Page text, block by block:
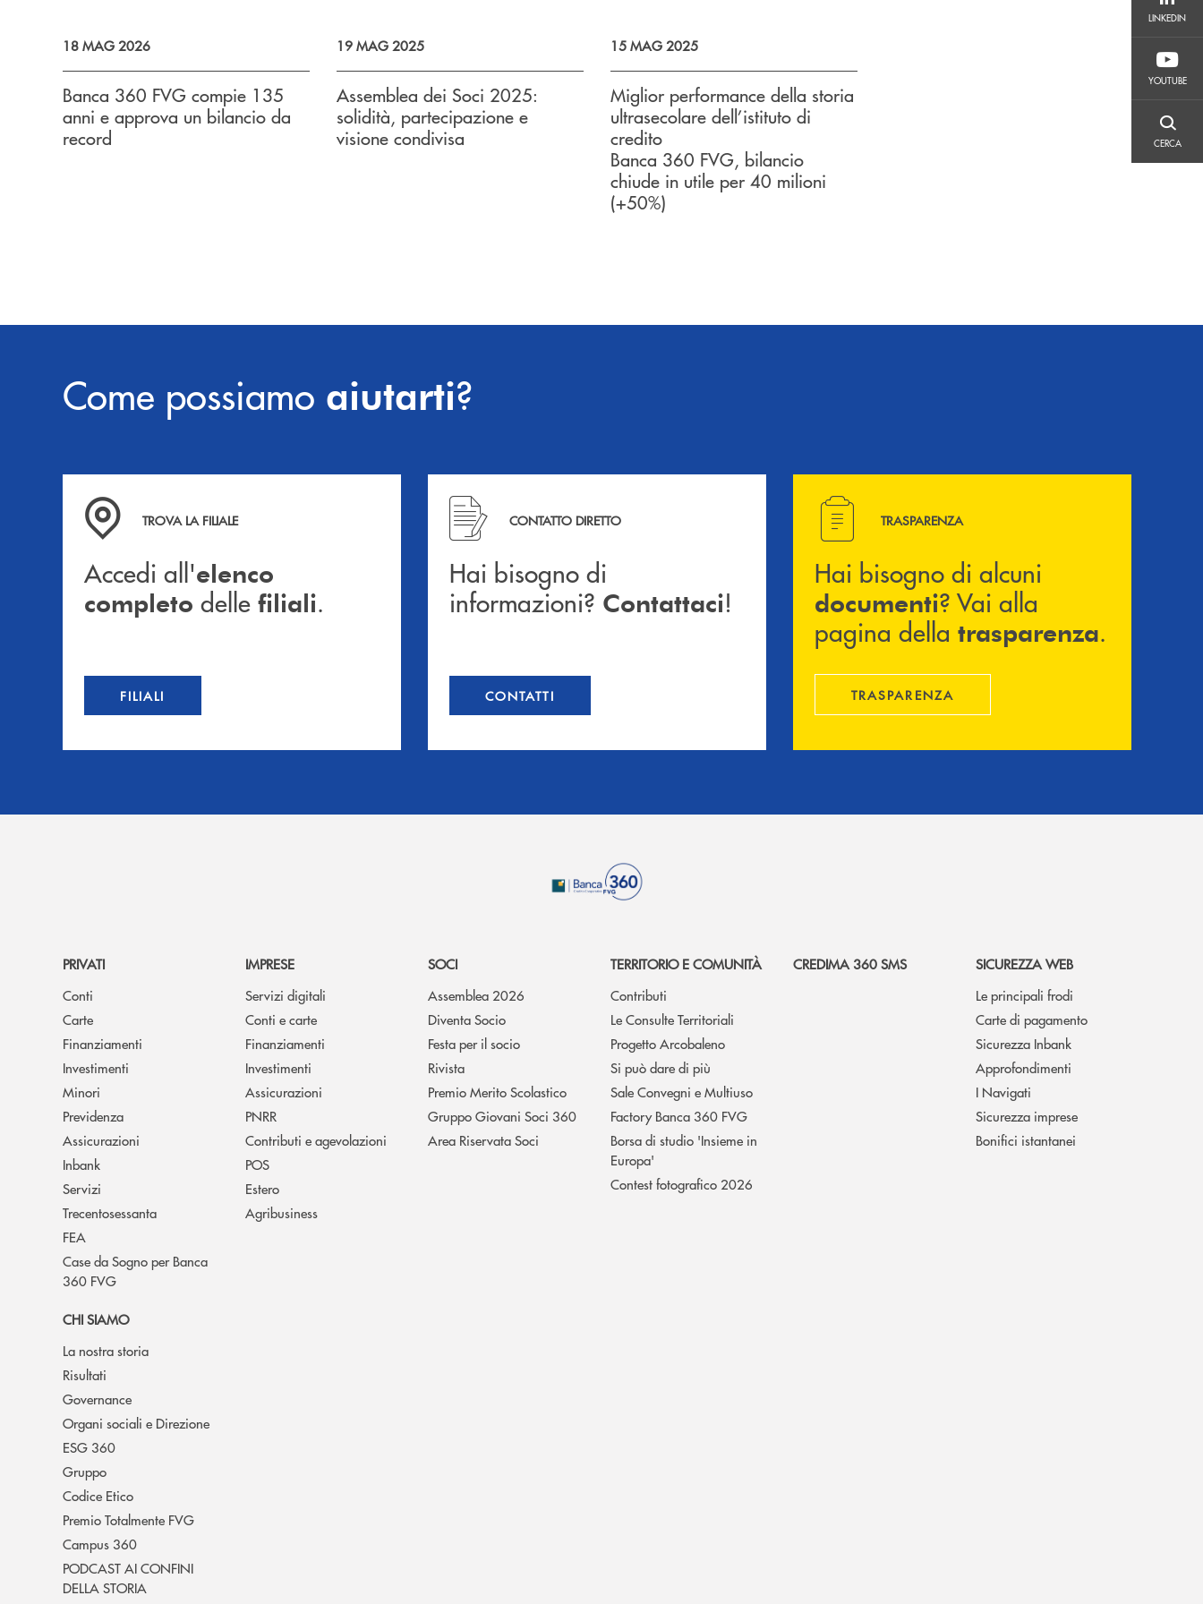
LINKEDIN
YOUTUBE
CERCA
18 MAG 2026
Banca 360 FVG compie 135
anni e approva un bilancio da
record
19 MAG 2025
Assemblea dei Soci 2025:
solidità, partecipazione e
visione condivisa
15 MAG 2025
Miglior performance della storia
ultrasecolare dell’istituto di
credito
Banca 360 FVG, bilancio
chiude in utile per 40 milioni
(+50%)
Come possiamo aiutarti?
Accedi all' elenco completo delle filiali .
TROVA LA FILIALE
Accedi all'elenco
completo delle filiali.
FILIALI
Hai bisogno di informazioni? Contattaci !
CONTATTO DIRETTO
Hai bisogno di
informazioni? Contattaci!
CONTATTI
Hai bisogno di alcuni documenti ? Vai alla pagina della
TRASPARENZA
Hai bisogno di alcuni
documenti? Vai alla
pagina della trasparenza.
TRASPARENZA
PRIVATI
Conti
Carte
Finanziamenti
Investimenti
Minori
Previdenza
Assicurazioni
Inbank
Servizi
Trecentosessanta
FEA
Case da Sogno per Banca
360 FVG
IMPRESE
Servizi digitali
Conti e carte
Finanziamenti
Investimenti
Assicurazioni
PNRR
Contributi e agevolazioni
POS
Estero
Agribusiness
SOCI
Assemblea 2026
Diventa Socio
Festa per il socio
Rivista
Premio Merito Scolastico
Gruppo Giovani Soci 360
Area Riservata Soci
TERRITORIO E COMUNITÀ
Contributi
Le Consulte Territoriali
Progetto Arcobaleno
Si può dare di più
Sale Convegni e Multiuso
Factory Banca 360 FVG
Borsa di studio 'Insieme in
Europa'
Contest fotografico 2026
CREDIMA 360 SMS
SICUREZZA WEB
Le principali frodi
Carte di pagamento
Sicurezza Inbank
Approfondimenti
I Navigati
Sicurezza imprese
Bonifici istantanei
CHI SIAMO
La nostra storia
Risultati
Governance
Organi sociali e Direzione
ESG 360
Gruppo
Codice Etico
Premio Totalmente FVG
Campus 360
PODCAST AI CONFINI
DELLA STORIA